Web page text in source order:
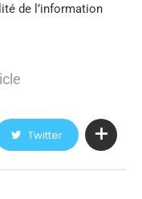
de l’information
Twitter